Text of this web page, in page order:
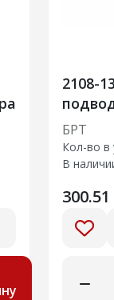
2108-
БРТ
Кол-во в
В